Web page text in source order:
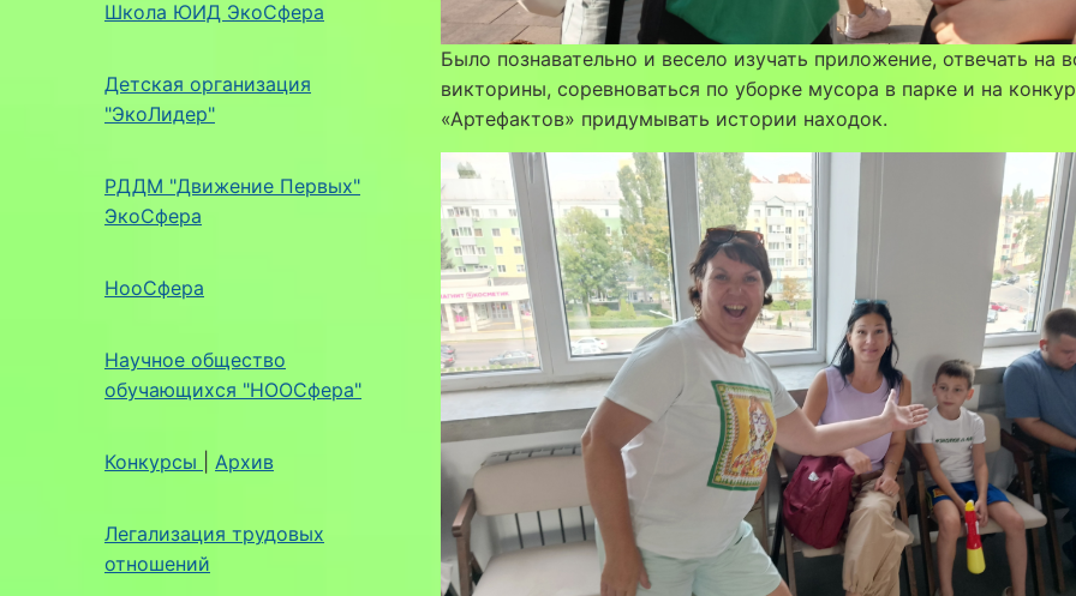
Школа ЮИД ЭкоСфера
Детская организация
"ЭкоЛидер"
РДДМ "Движение Первых"
ЭкоСфера
НооСфера
Научное общество
обучающихся "НООСфера"
Конкурсы Архив
Легализация трудовых
отношений
Было познавательно и весело изучать приложение, отвечать на
викторины, соревноваться по уборке мусора в парке и на
«Артефактов» придумывать истории находок.